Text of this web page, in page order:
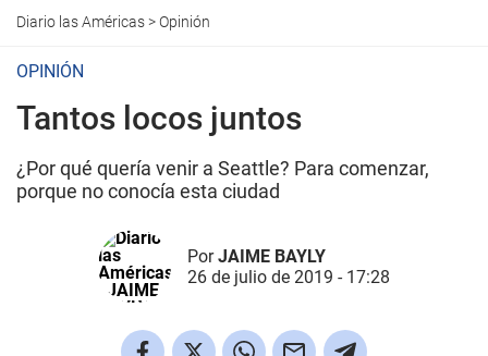
Diario las Américas>Opinión
OPINIÓN
Tantos locos juntos
¿Por qué quería venir a Seattle? Para comenzar,
porque no conocía esta ciudad
PorJAIME BAYLY
26 de julio de 2019 - 17:28